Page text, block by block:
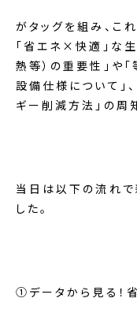
がタッグを組み、こ
「省エネ×快適」な
熱等）の重要性」や
設備仕様について」
ギー削減方法」の周
当日は以下の流れ
した。
①データから見る！